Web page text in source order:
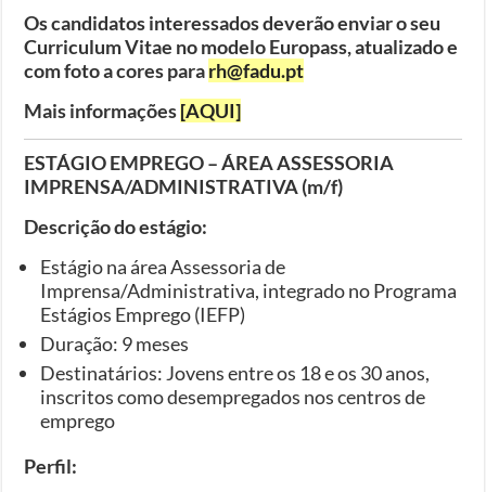
Os candidatos interessados deverão enviar o seu
Curriculum Vitae no modelo Europass, atualizado e
com foto a cores pararh@fadu.pt
Mais informações[AQUI]
ESTÁGIO EMPREGO – ÁREA ASSESSORIA
IMPRENSA/ADMINISTRATIVA (m/f)
Descrição do estágio:
Estágio na área Assessoria de
Imprensa/Administrativa, integrado no Programa
Estágios Emprego (IEFP)
Duração: 9 meses
Destinatários: Jovens entre os 18 e os 30 anos,
inscritos como desempregados nos centros de
emprego
Perfil: